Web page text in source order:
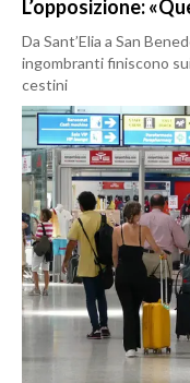
L’opposizione:
Da Sant’Elia a San
ingombranti finiscono
cestini